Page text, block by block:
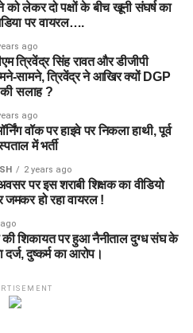
लेकर दो पक्षों के बीच खूनी संघर्ष का
पर वायरल….
ago
त्रिवेंद्र सिंह रावत और डीजीपी
सामने, त्रिवेंद्र ने आखिर क्यों DGP
की सलाह ?
ago
वॉक पर हाइवे पर निकला हाथी, पूर्व
में भर्ती
2 years ago
पर इस शराबी शिक्षक का वीडियो
जमकर हो रहा वायरल !
की शिकायत पर हुआ नैनीताल दुग्ध संघ के
दर्ज, दुष्कर्म का आरोप।